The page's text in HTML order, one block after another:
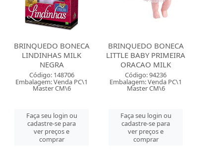
BRINQUEDO BONECA
LINDINHAS MILK
NEGRA
Código: 148706
Embalagem: Venda PC\1
Master CM\6
Faça seu login ou
cadastre-se para
ver preços e
comprar
BRINQUEDO BONECA
LITTLE BABY PRIMEIRA
ORACAO MILK
Código: 94236
Embalagem: Venda PC\1
Master CM\6
Faça seu login ou
cadastre-se para
ver preços e
comprar